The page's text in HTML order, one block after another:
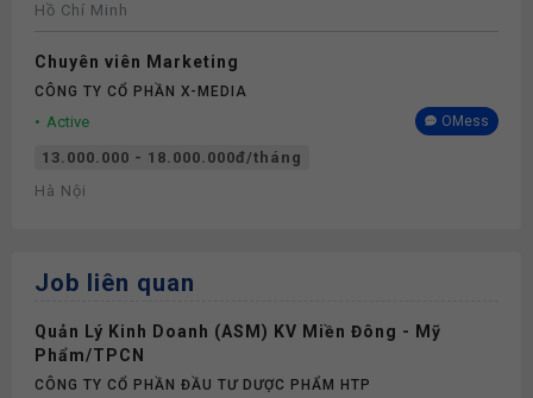
Hồ Chí Minh
Chuyên viên Marketing
CÔNG TY CỔ PHẦN X-MEDIA
Active OMess
13.000.000 - 18.000.000đ/tháng
Hà Nội
Job liên quan
Quản Lý Kinh Doanh (ASM) KV Miền Đông - Mỹ
Phẩm/TPCN
CÔNG TY CỔ PHẦN ĐẦU TƯ DƯỢC PHẨM HTP